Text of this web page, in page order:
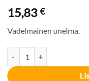
15,83 €
Vadelmainen unelma.